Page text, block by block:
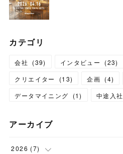
カテゴリ
会社 (39) インタビュー (23)
クリエイター
(13) 企画 (4)
データマイニング
(1) 中途入社
アーカイブ
2026 (7)